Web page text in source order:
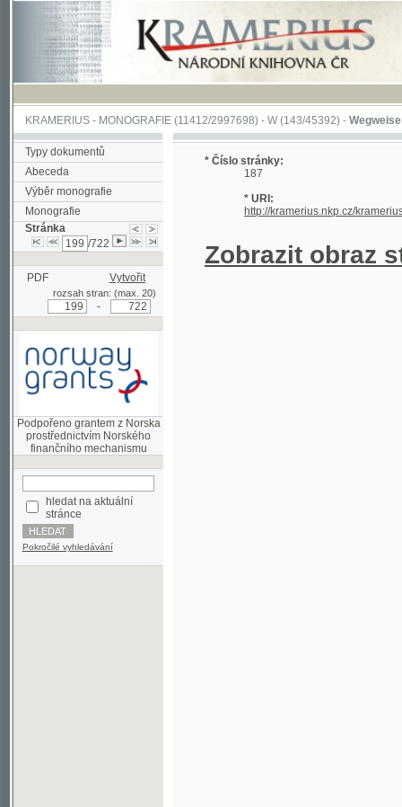
KRAMERIUS-MONOGRAFIE(11412/2997698) -W (143/45392)-Wegweiser durch
Typy dokumentů
Abeceda
Výběr monografie
Monografie
Stránka
/722
PDF Vytvořit
rozsah stran: (max. 20)
Podpořeno grantem z Norska
prostřednictvím Norského
hledat na aktuální
stránce
Pokročilé vyhledávání
* Číslo stránky:
187
* URI:
http://kramerius.nkp.cz/kramerius/